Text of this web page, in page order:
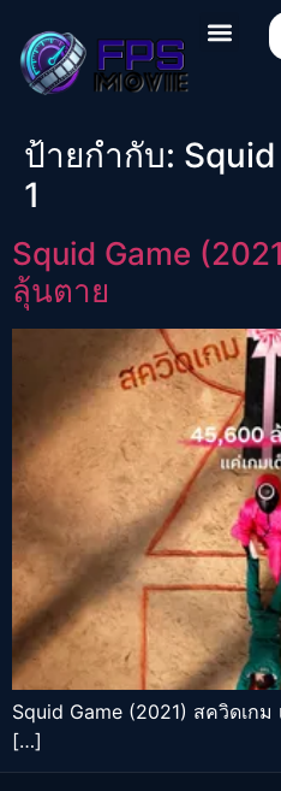
ป้ายกำกับ:
1
Squid Game
ลุ้นตาย
Squid Game (2021) สควิดเกม
[…]